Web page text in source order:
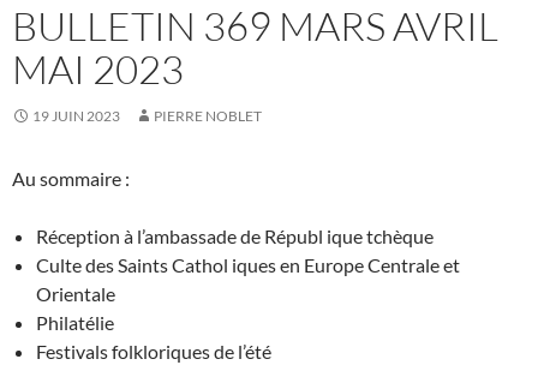
BULLETIN 369 MARS AVRIL
MAI 2023
19 JUIN 2023 PIERRE NOBLET
Au sommaire :
Réception à l’ambassade de Républ ique tchèque
Culte des Saints Cathol iques en Europe Centrale et
Orientale
Philatélie
Festivals folkloriques de l’été